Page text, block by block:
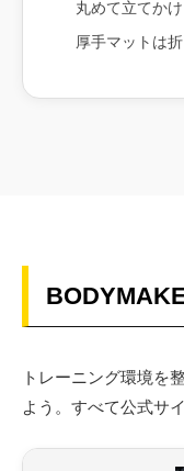
丸めて立てか
厚手マットは
トレーニング環境を
よう。すべて公式サ